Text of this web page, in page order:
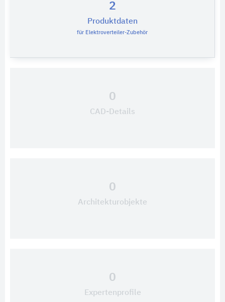
2
Produktdaten
für Elektroverteiler-Zubehör
0
CAD-Details
0
Architekturobjekte
0
Expertenprofile